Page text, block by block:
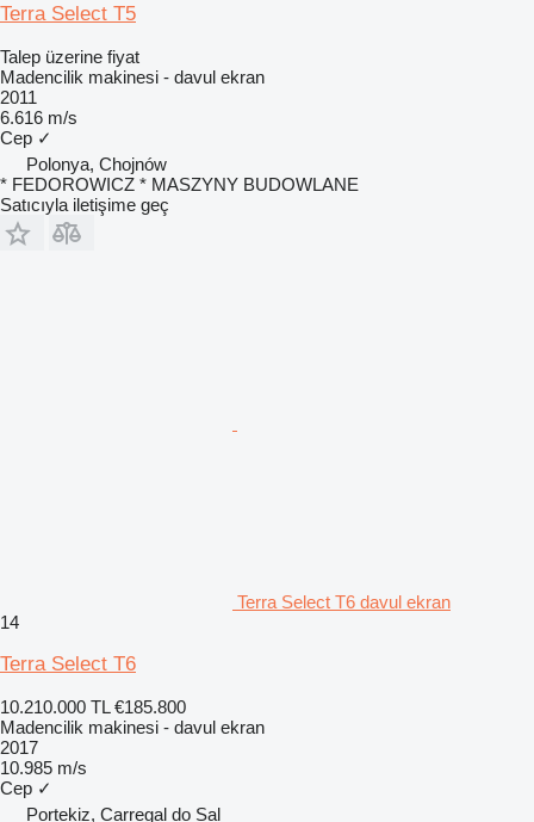
Terra Select T5
Talep üzerine fiyat
Madencilik makinesi - davul ekran
2011
6.616 m/s
Cep ✓
Polonya, Chojnów
* FEDOROWICZ * MASZYNY BUDOWLANE
Satıcıyla iletişime geç
Terra Select T6 davul ekran
14
Terra Select T6
10.210.000 TL €185.800
Madencilik makinesi - davul ekran
2017
10.985 m/s
Cep ✓
Portekiz, Carregal do Sal